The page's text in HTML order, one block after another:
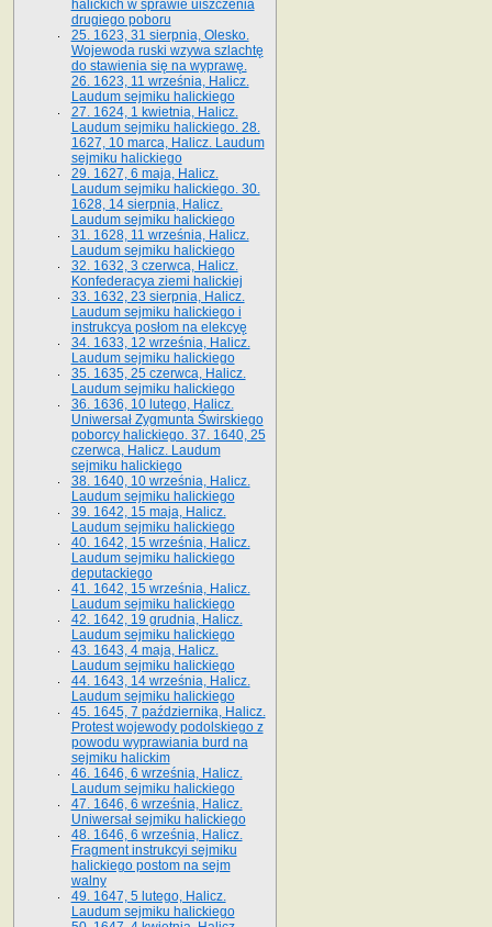
halickich w sprawie uiszczenia
drugiego poboru
25. 1623, 31 sierpnia, Olesko.
Wojewoda ruski wzywa szlachtę
do stawienia się na wyprawę.
26. 1623, 11 września, Halicz.
Laudum sejmiku halickiego
27. 1624, 1 kwietnia, Halicz.
Laudum sejmiku halickiego. 28.
1627, 10 marca, Halicz. Laudum
sejmiku halickiego
29. 1627, 6 maja, Halicz.
Laudum sejmiku halickiego. 30.
1628, 14 sierpnia, Halicz.
Laudum sejmiku halickiego
31. 1628, 11 września, Halicz.
Laudum sejmiku halickiego
32. 1632, 3 czerwca, Halicz.
Konfederacya ziemi halickiej
33. 1632, 23 sierpnia, Halicz.
Laudum sejmiku halickiego i
instrukcya posłom na elekcyę
34. 1633, 12 września, Halicz.
Laudum sejmiku halickiego
35. 1635, 25 czerwca, Halicz.
Laudum sejmiku halickiego
36. 1636, 10 lutego, Halicz.
Uniwersał Zygmunta Świrskiego
poborcy halickiego. 37. 1640, 25
czerwca, Halicz. Laudum
sejmiku halickiego
38. 1640, 10 września, Halicz.
Laudum sejmiku halickiego
39. 1642, 15 maja, Halicz.
Laudum sejmiku halickiego
40. 1642, 15 września, Halicz.
Laudum sejmiku halickiego
deputackiego
41. 1642, 15 września, Halicz.
Laudum sejmiku halickiego
42. 1642, 19 grudnia, Halicz.
Laudum sejmiku halickiego
43. 1643, 4 maja, Halicz.
Laudum sejmiku halickiego
44. 1643, 14 września, Halicz.
Laudum sejmiku halickiego
45. 1645, 7 października, Halicz.
Protest wojewody podolskiego z
powodu wyprawiania burd na
sejmiku halickim
46. 1646, 6 września, Halicz.
Laudum sejmiku halickiego
47. 1646, 6 września, Halicz.
Uniwersał sejmiku halickiego
48. 1646, 6 września, Halicz.
Fragment instrukcyi sejmiku
halickiego postom na sejm
walny
49. 1647, 5 lutego, Halicz.
Laudum sejmiku halickiego